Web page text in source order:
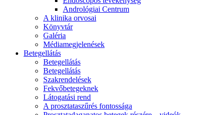
Andrológiai Centrum
A klinika orvosai
Könyvtár
Galéria
Médiamegjelenések
Betegellátás
Betegellátás
Betegellátás
Szakrendelések
Fekvőbetegeknek
Látogatási rend
A prosztataszűrés fontossága